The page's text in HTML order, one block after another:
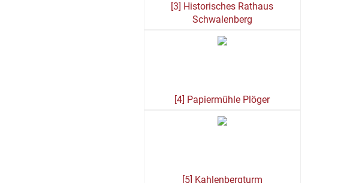
[3] Historisches Rathaus
Schwalenberg
[4] Papiermühle Plöger
[5] Kahlenbergturm